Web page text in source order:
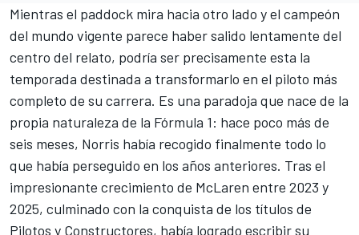
Mientras el paddock mira hacia otro lado y el campeón
del mundo vigente parece haber salido lentamente del
centro del relato, podría ser precisamente esta la
temporada destinada a transformarlo en el piloto más
completo de su carrera. Es una paradoja que nace de la
propia naturaleza de la Fórmula 1: hace poco más de
seis meses, Norris había recogido finalmente todo lo
que había perseguido en los años anteriores. Tras el
impresionante crecimiento de McLaren entre 2023 y
2025, culminado con la conquista de los títulos de
Pilotos y Constructores, había logrado escribir su